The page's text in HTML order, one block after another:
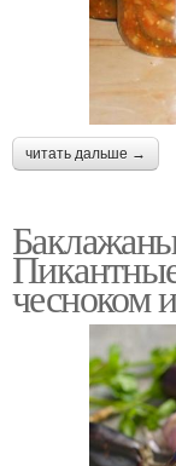
читать дальше →
чесноком